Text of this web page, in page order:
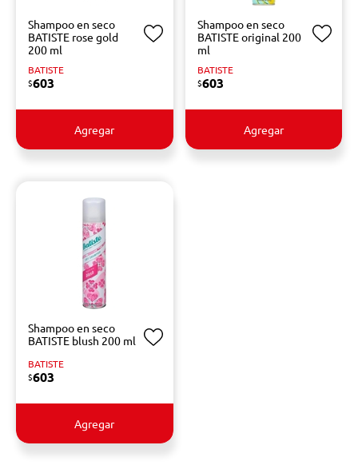
Shampoo en seco
BATISTE rose gold
200 ml
BATISTE
$603
Agregar
Shampoo en seco
BATISTE original 200
ml
BATISTE
$603
Agregar
Shampoo en seco
BATISTE blush 200 ml
BATISTE
$603
Agregar